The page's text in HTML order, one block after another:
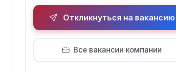
Откликнуться на вакансию
Все вакансии компании